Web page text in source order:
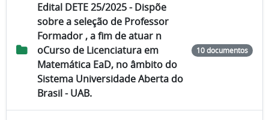
Edital DETE 25/2025 - Dispõe
sobre a seleção de Professor
Formador , a fim de atuar n
oCurso de Licenciatura em
Matemática EaD, no âmbito do
Sistema Universidade Aberta do
Brasil - UAB.
10 documentos